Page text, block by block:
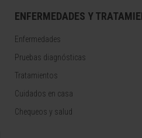
ENFERMEDADES Y
Enfermedades
Pruebas diagnósticas
Tratamientos
Cuidados en casa
Chequeos y salud